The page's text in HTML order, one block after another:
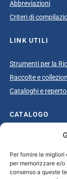
Per fornire le
per memorizzare e/
consenso a queste
Abbreviazioni
Criteri di
LINK UTILI
Strumenti per la
Raccolte e
Cataloghi e
CATALOGO
Catalogo completo
Ottocento
Età giolittiana